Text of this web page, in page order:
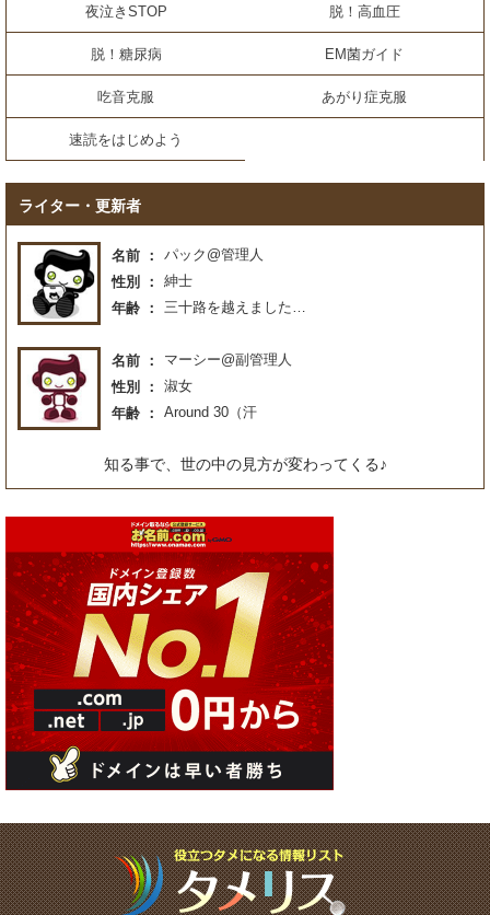
夜泣きSTOP 脱！高血圧
脱！糖尿病 EM菌ガイド
吃音克服 あがり症克服
速読をはじめよう
ライター・更新者
名前
パック@管理人
性別
紳士
年齢
三十路を越えました…
名前
マーシー@副管理人
性別
淑女
年齢
Around 30（汗
知る事で、世の中の見方が変わってくる♪